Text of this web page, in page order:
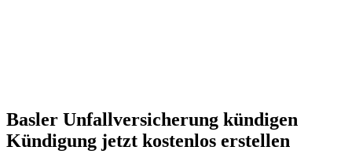
Basler Unfallversicherung kündigen
Kündigung jetzt kostenlos erstellen